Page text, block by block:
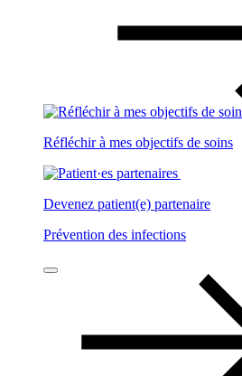
Réfléchir à mes objectifs de soins
Devenez patient(e) partenaire
Prévention des infections